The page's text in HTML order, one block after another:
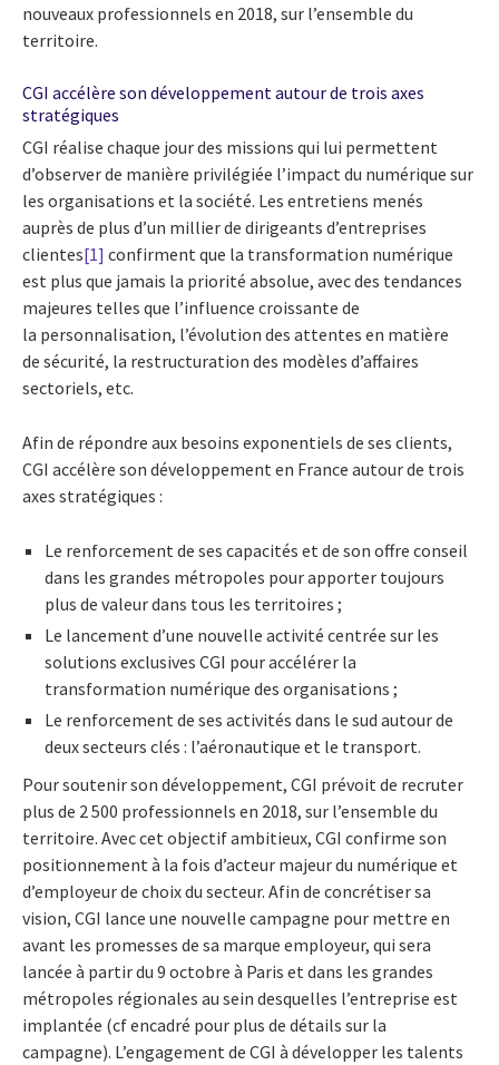
nouveaux professionnels en 2018, sur l’ensemble du
territoire.
CGI accélère son développement autour de trois axes
stratégiques
CGI réalise chaque jour des missions qui lui permettent
d’observer de manière privilégiée l’impact du numérique sur
les organisations et la société. Les entretiens menés
auprès de plus d’un millier de dirigeants d’entreprises
clientes[1] confirment que la transformation numérique
est plus que jamais la priorité absolue, avec des tendances
majeures telles que l’influence croissante de
la personnalisation, l’évolution des attentes en matière
de sécurité, la restructuration des modèles d’affaires
sectoriels, etc.
Afin de répondre aux besoins exponentiels de ses clients,
CGI accélère son développement en France autour de trois
axes stratégiques :
Le renforcement de ses capacités et de son offre conseil
dans les grandes métropoles pour apporter toujours
plus de valeur dans tous les territoires ;
Le lancement d’une nouvelle activité centrée sur les
solutions exclusives CGI pour accélérer la
transformation numérique des organisations ;
Le renforcement de ses activités dans le sud autour de
deux secteurs clés : l’aéronautique et le transport.
Pour soutenir son développement, CGI prévoit de recruter
plus de 2 500 professionnels en 2018, sur l’ensemble du
territoire. Avec cet objectif ambitieux, CGI confirme son
positionnement à la fois d’acteur majeur du numérique et
d’employeur de choix du secteur. Afin de concrétiser sa
vision, CGI lance une nouvelle campagne pour mettre en
avant les promesses de sa marque employeur, qui sera
lancée à partir du 9 octobre à Paris et dans les grandes
métropoles régionales au sein desquelles l’entreprise est
implantée (cf encadré pour plus de détails sur la
campagne). L’engagement de CGI à développer les talents